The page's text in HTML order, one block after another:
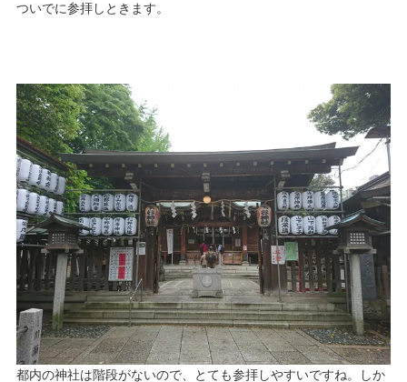
ついでに参拝しときます。
都内の神社は階段がないので、とても参拝しやすいですね。しか